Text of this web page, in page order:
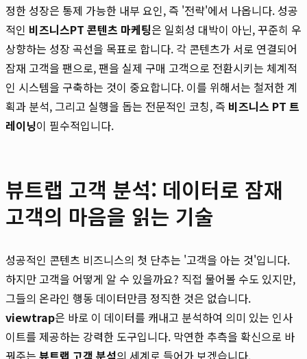
정한 성장은 통제 가능한 내부 요인, 즉 '전략'에서 나옵니다. 성공
적인 비즈니스PT 콘텐츠 마케팅은 일회성 대박이 아닌, 꾸준히 우
상향하는 성장 곡선을 목표로 합니다. 각 콘텐츠가 서로 연결되어
잠재 고객을 팬으로, 팬을 실제 구매 고객으로 전환시키는 체계적
인 시스템을 구축하는 것이 중요합니다. 이를 위해서는 철저한 계
획과 분석, 그리고 실행을 돕는 전문적인 코칭, 즉 비즈니스 PT 트
레이닝이 필수적입니다.
뷰트랩 고객 분석: 데이터로 잠재
고객의 마음을 읽는 기술
성공적인 콘텐츠 비즈니스의 첫 단추는 '고객을 아는 것'입니다.
하지만 고객을 어떻게 알 수 있을까요? 직접 물어볼 수도 있지만,
그들의 온라인 행동 데이터만큼 정직한 것은 없습니다.
viewtrap은 바로 이 데이터를 캐내고 분석하여 의미 있는 인사
이트를 제공하는 강력한 도구입니다. 막연한 추측을 확신으로 바
꿔주는 뷰트랩 고객 분석의 세계로 들어가 보겠습니다.